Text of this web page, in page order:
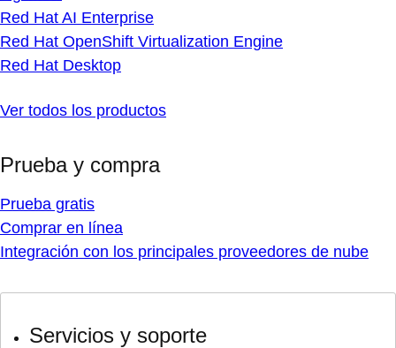
Red Hat AI Enterprise
Red Hat OpenShift Virtualization Engine
Red Hat Desktop
Ver todos los productos
Prueba y compra
Prueba gratis
Comprar en línea
Integración con los principales proveedores de nube
Servicios y soporte